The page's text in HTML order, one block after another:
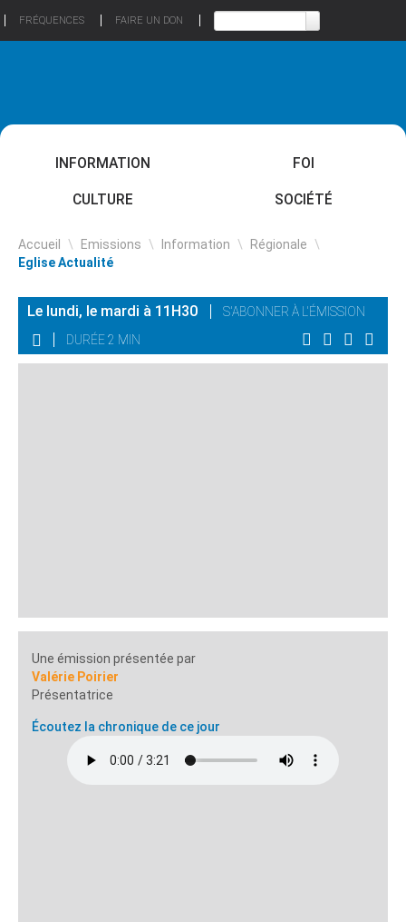
FRÉQUENCES FAIRE UN DON
INFORMATION FOI
CULTURE SOCIÉTÉ
Accueil \ Emissions \ Information \ Régionale \
Eglise Actualité
Le lundi, le mardi à 11H30
S'ABONNER À L'ÉMISSION
DURÉE 2 MIN
Une émission présentée par
Valérie Poirier
Présentatrice
Écoutez la chronique de ce jour